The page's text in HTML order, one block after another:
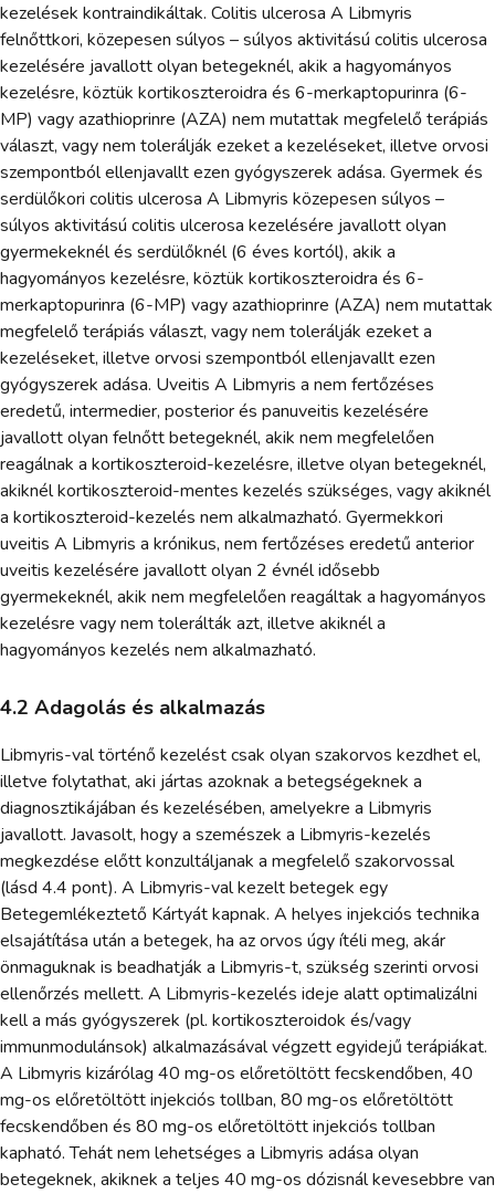
kezelések kontraindikáltak. Colitis ulcerosa A Libmyris
felnőttkori, közepesen súlyos – súlyos aktivitású colitis ulcerosa
kezelésére javallott olyan betegeknél, akik a hagyományos
kezelésre, köztük kortikoszteroidra és 6-merkaptopurinra (6-
MP) vagy azathioprinre (AZA) nem mutattak megfelelő terápiás
választ, vagy nem tolerálják ezeket a kezeléseket, illetve orvosi
szempontból ellenjavallt ezen gyógyszerek adása. Gyermek és
serdülőkori colitis ulcerosa A Libmyris közepesen súlyos –
súlyos aktivitású colitis ulcerosa kezelésére javallott olyan
gyermekeknél és serdülőknél (6 éves kortól), akik a
hagyományos kezelésre, köztük kortikoszteroidra és 6-
merkaptopurinra (6-MP) vagy azathioprinre (AZA) nem mutattak
megfelelő terápiás választ, vagy nem tolerálják ezeket a
kezeléseket, illetve orvosi szempontból ellenjavallt ezen
gyógyszerek adása. Uveitis A Libmyris a nem fertőzéses
eredetű, intermedier, posterior és panuveitis kezelésére
javallott olyan felnőtt betegeknél, akik nem megfelelően
reagálnak a kortikoszteroid-kezelésre, illetve olyan betegeknél,
akiknél kortikoszteroid-mentes kezelés szükséges, vagy akiknél
a kortikoszteroid-kezelés nem alkalmazható. Gyermekkori
uveitis A Libmyris a krónikus, nem fertőzéses eredetű anterior
uveitis kezelésére javallott olyan 2 évnél idősebb
gyermekeknél, akik nem megfelelően reagáltak a hagyományos
kezelésre vagy nem tolerálták azt, illetve akiknél a
hagyományos kezelés nem alkalmazható.
4.2 Adagolás és alkalmazás
Libmyris-val történő kezelést csak olyan szakorvos kezdhet el,
illetve folytathat, aki jártas azoknak a betegségeknek a
diagnosztikájában és kezelésében, amelyekre a Libmyris
javallott. Javasolt, hogy a szemészek a Libmyris-kezelés
megkezdése előtt konzultáljanak a megfelelő szakorvossal
(lásd 4.4 pont). A Libmyris-val kezelt betegek egy
Betegemlékeztető Kártyát kapnak. A helyes injekciós technika
elsajátítása után a betegek, ha az orvos úgy ítéli meg, akár
önmaguknak is beadhatják a Libmyris-t, szükség szerinti orvosi
ellenőrzés mellett. A Libmyris-kezelés ideje alatt optimalizálni
kell a más gyógyszerek (pl. kortikoszteroidok és/vagy
immunmodulánsok) alkalmazásával végzett egyidejű terápiákat.
A Libmyris kizárólag 40 mg-os előretöltött fecskendőben, 40
mg-os előretöltött injekciós tollban, 80 mg-os előretöltött
fecskendőben és 80 mg-os előretöltött injekciós tollban
kapható. Tehát nem lehetséges a Libmyris adása olyan
betegeknek, akiknek a teljes 40 mg-os dózisnál kevesebbre van